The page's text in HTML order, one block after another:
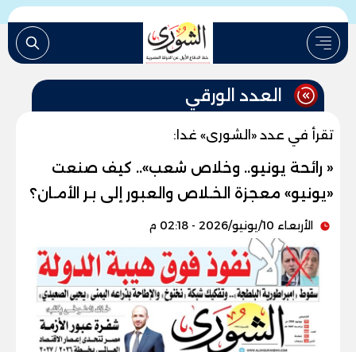
العدد الورقي
تقرأ في عدد «الشورى» غدا:
« رائحة يونيو.. وخلاص شعب».. كيف صنعت
«يونيو» معجزة الخـلاص والعبور إلى بـر الأمـان؟
الأربعاء 10/يونيو/2026 - 02:18 م